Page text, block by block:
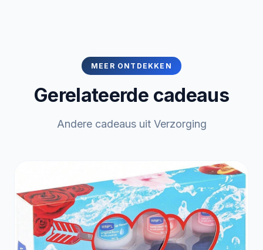
MEER ONTDEKKEN
Gerelateerde cadeaus
Andere cadeaus uit Verzorging